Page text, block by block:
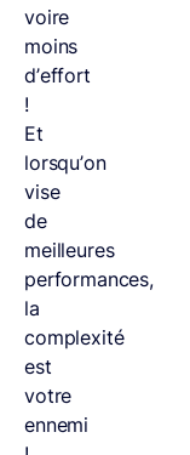
voire
moins
d’effort
!
Et
lorsqu’on
vise
de
meilleures
performances,
la
complexité
est
votre
ennemi